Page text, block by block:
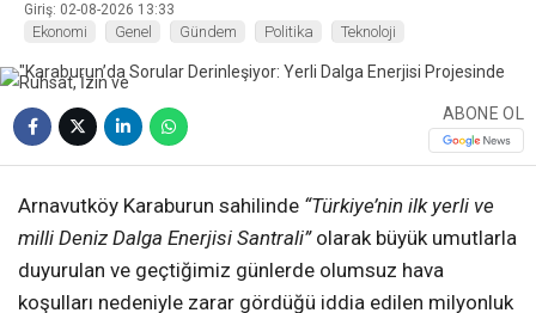
Giriş: 02-08-2026 13:33
Ekonomi Genel Gündem Politika Teknoloji
ABONE OL
Arnavutköy Karaburun sahilinde “Türkiye’nin ilk yerli ve
milli Deniz Dalga Enerjisi Santrali”olarak büyük umutlarla
duyurulan ve geçtiğimiz günlerde olumsuz hava
koşulları nedeniyle zarar gördüğü iddia edilen milyonluk